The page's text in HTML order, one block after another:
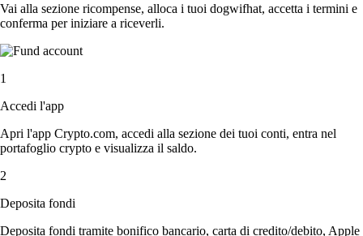
Vai alla sezione ricompense, alloca i tuoi dogwifhat, accetta i termini e
conferma per iniziare a riceverli.
1
Accedi l'app
Apri l'app Crypto.com, accedi alla sezione dei tuoi conti, entra nel
portafoglio crypto e visualizza il saldo.
2
Deposita fondi
Deposita fondi tramite bonifico bancario, carta di credito/debito, Apple